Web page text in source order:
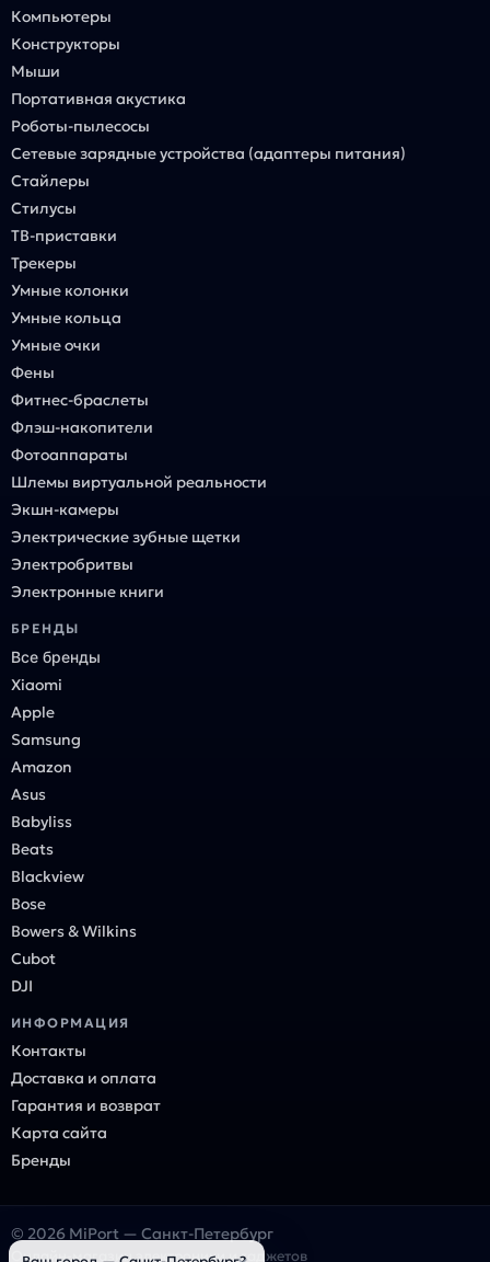
Компьютеры
Конструкторы
Мыши
Портативная акустика
Роботы-пылесосы
Сетевые зарядные устройства (адаптеры питания)
Стайлеры
Стилусы
ТВ-приставки
Трекеры
Умные колонки
Умные кольца
Умные очки
Фены
Фитнес-браслеты
Флэш-накопители
Фотоаппараты
Шлемы виртуальной реальности
Экшн-камеры
Электрические зубные щетки
Электробритвы
Электронные книги
БРЕНДЫ
Все бренды
Xiaomi
Apple
Samsung
Amazon
Asus
Babyliss
Beats
Blackview
Bose
Bowers & Wilkins
Cubot
DJI
ИНФОРМАЦИЯ
Контакты
Доставка и оплата
Гарантия и возврат
Карта сайта
Бренды
© 2026 MiPort — Санкт-Петербург
Онлайн-магазин электроники и гаджетов